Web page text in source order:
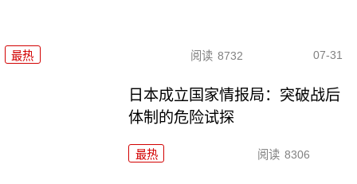
最热 阅读 8732 07-31
日本成立国家情报局：突破战后
体制的危险试探
最热 阅读 8306